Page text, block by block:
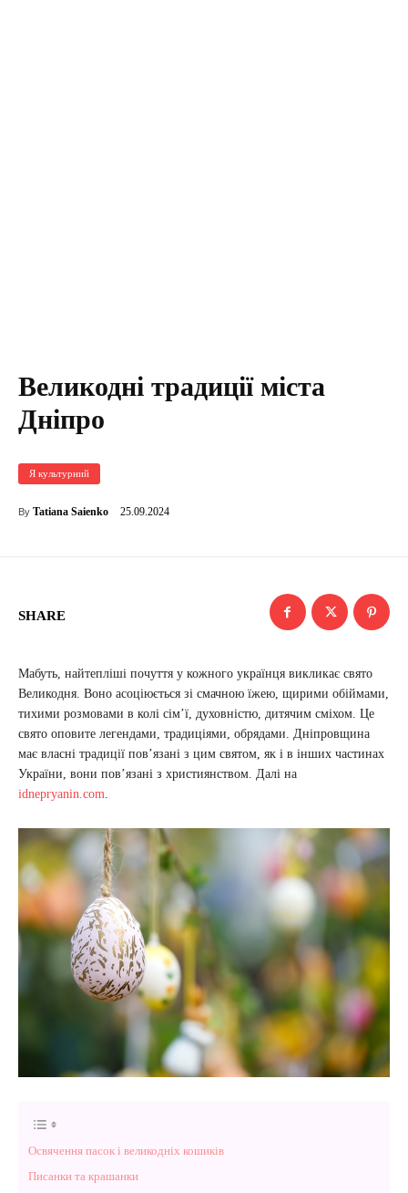
Великодні традиції міста
Дніпро
Я культурний
By Tatiana Saienko 25.09.2024
SHARE
Мабуть, найтепліші почуття у кожного українця викликає свято
Великодня. Воно асоціюється зі смачною їжею, щирими обіймами,
тихими розмовами в колі сім’ї, духовністю, дитячим сміхом. Це
свято оповите легендами, традиціями, обрядами. Дніпровщина
має власні традиції пов’язані з цим святом, як і в інших частинах
України, вони пов’язані з християнством. Далі на
idnepryanin.com.
Освячення пасок і великодніх кошиків
Писанки та крашанки